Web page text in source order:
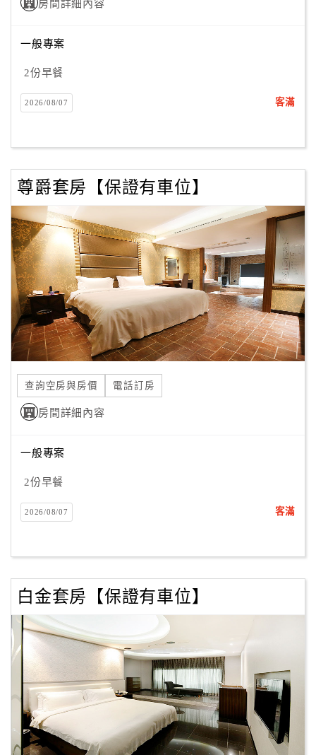
紅
查
訂
房
國
旅
卡
訂
房
款
收
據
合
提
案
飯
合
作
廠
商
合
作
房間詳細內容
一般專案
2份早餐
2026/08/07 客滿
尊爵套房【保證有車位】
查詢空房與房價 電話訂房
房間詳細內容
一般專案
2份早餐
2026/08/07 客滿
白金套房【保證有車位】